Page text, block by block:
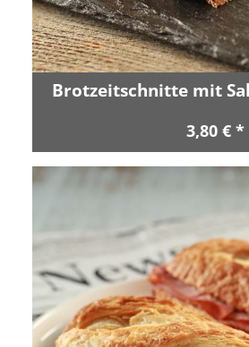
Brotzeitschnitte mit
3,80 € *